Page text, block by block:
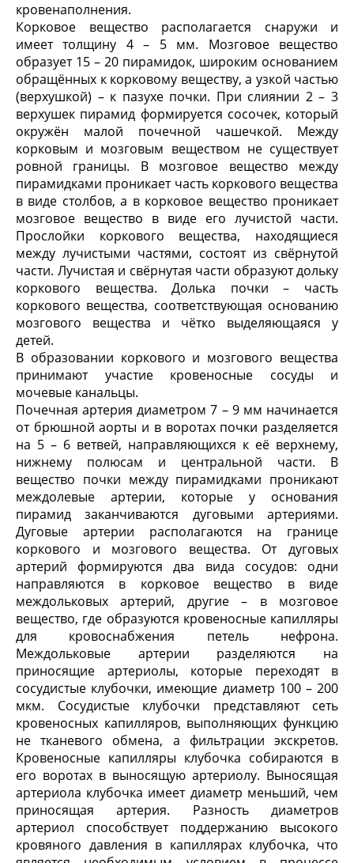
кровенаполнения.
Корковое вещество располагается снаружи и
имеет толщину 4 – 5 мм. Мозговое вещество
образует 15 – 20 пирамидок, широким основанием
обращённых к корковому веществу, а узкой частью
(верхушкой) – к пазухе почки. При слиянии 2 – 3
верхушек пирамид формируется сосочек, который
окружён малой почечной чашечкой. Между
корковым и мозговым веществом не существует
ровной границы. В мозговое вещество между
пирамидками проникает часть коркового вещества
в виде столбов, а в корковое вещество проникает
мозговое вещество в виде его лучистой части.
Прослойки коркового вещества, находящиеся
между лучистыми частями, состоят из свёрнутой
части. Лучистая и свёрнутая части образуют дольку
коркового вещества. Долька почки – часть
коркового вещества, соответствующая основанию
мозгового вещества и чётко выделяющаяся у
детей.
В образовании коркового и мозгового вещества
принимают участие кровеносные сосуды и
мочевые канальцы.
Почечная артерия диаметром 7 – 9 мм начинается
от брюшной аорты и в воротах почки разделяется
на 5 – 6 ветвей, направляющихся к её верхнему,
нижнему полюсам и центральной части. В
вещество почки между пирамидками проникают
междолевые артерии, которые у основания
пирамид заканчиваются дуговыми артериями.
Дуговые артерии располагаются на границе
коркового и мозгового вещества. От дуговых
артерий формируются два вида сосудов: одни
направляются в корковое вещество в виде
междольковых артерий, другие – в мозговое
вещество, где образуются кровеносные капилляры
для кровоснабжения петель нефрона.
Междольковые артерии разделяются на
приносящие артериолы, которые переходят в
сосудистые клубочки, имеющие диаметр 100 – 200
мкм. Сосудистые клубочки представляют сеть
кровеносных капилляров, выполняющих функцию
не тканевого обмена, а фильтрации экскретов.
Кровеносные капилляры клубочка собираются в
его воротах в выносящую артериолу. Выносящая
артериола клубочка имеет диаметр меньший, чем
приносящая артерия. Разность диаметров
артериол способствует поддержанию высокого
кровяного давления в капиллярах клубочка, что